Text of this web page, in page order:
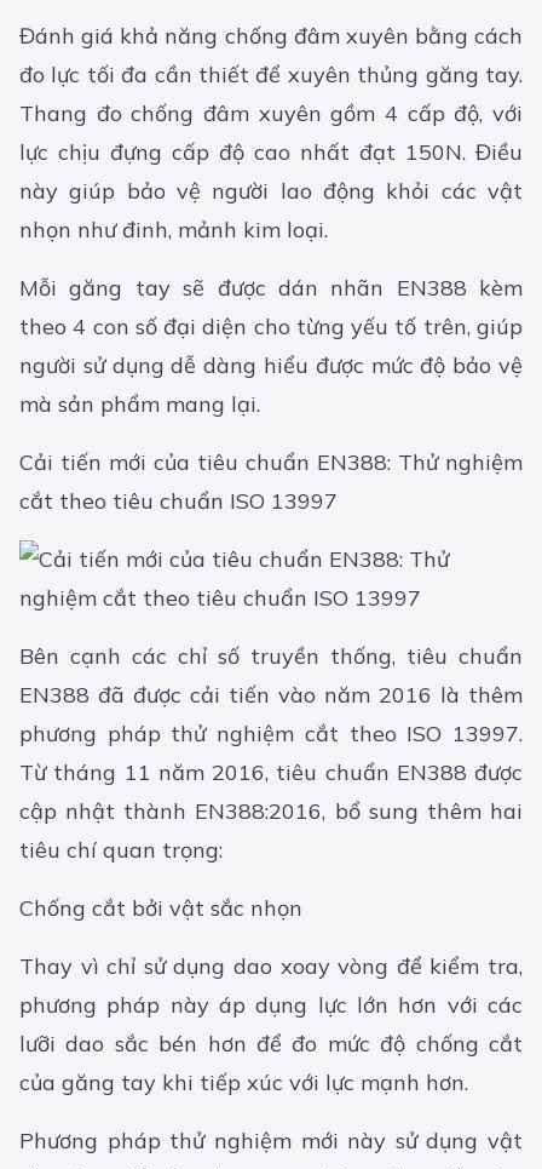
Đánh giá khả năng chống đâm xuyên bằng cách
đo lực tối đa cần thiết để xuyên thủng găng tay.
Thang đo chống đâm xuyên gồm 4 cấp độ, với
lực chịu đựng cấp độ cao nhất đạt 150N. Điều
này giúp bảo vệ người lao động khỏi các vật
nhọn như đinh, mảnh kim loại.
Mỗi găng tay sẽ được dán nhãn EN388 kèm
theo 4 con số đại diện cho từng yếu tố trên, giúp
người sử dụng dễ dàng hiểu được mức độ bảo vệ
mà sản phẩm mang lại.
Cải tiến mới của tiêu chuẩn EN388: Thử nghiệm
cắt theo tiêu chuẩn ISO 13997
Bên cạnh các chỉ số truyền thống, tiêu chuẩn
EN388 đã được cải tiến vào năm 2016 là thêm
phương pháp thử nghiệm cắt theo ISO 13997.
Từ tháng 11 năm 2016, tiêu chuẩn EN388 được
cập nhật thành EN388:2016, bổ sung thêm hai
tiêu chí quan trọng:
Chống cắt bởi vật sắc nhọn
Thay vì chỉ sử dụng dao xoay vòng để kiểm tra,
phương pháp này áp dụng lực lớn hơn với các
lưỡi dao sắc bén hơn để đo mức độ chống cắt
của găng tay khi tiếp xúc với lực mạnh hơn.
Phương pháp thử nghiệm mới này sử dụng vật